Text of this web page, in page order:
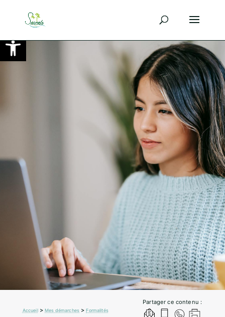
Ouvrir la barre d’outils
Partager ce contenu :
Accueil>Mes démarches >Formalités